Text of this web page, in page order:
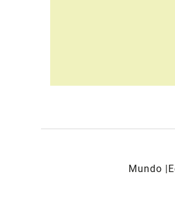
Mundo